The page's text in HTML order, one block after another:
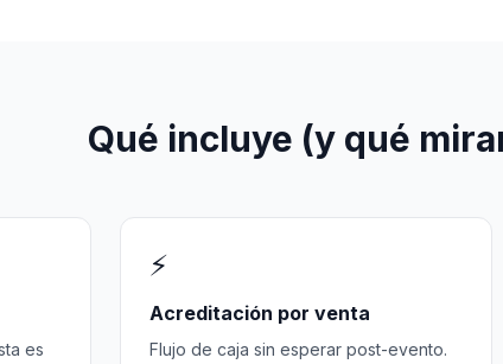
Qué incluye (y qué
es
⚡
Acreditación por venta
Flujo de caja sin esperar post-evento.